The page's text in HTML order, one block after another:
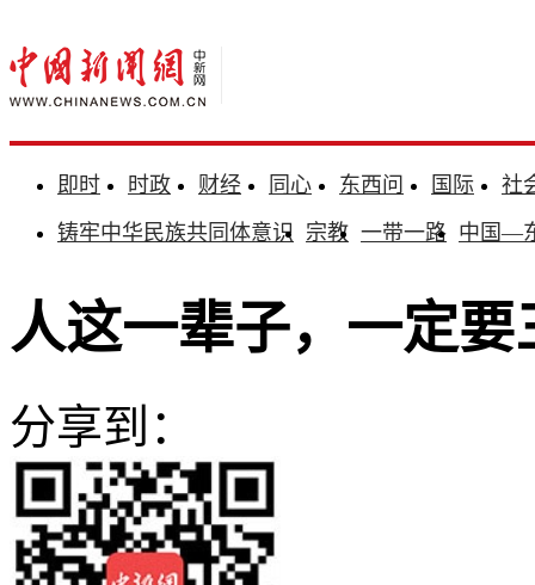
即时 时政 财经 同心 东西问 国际
社
铸牢中华民族共同体意识 宗教 一带一路 中国—
人这一辈子，一定要
分享到：